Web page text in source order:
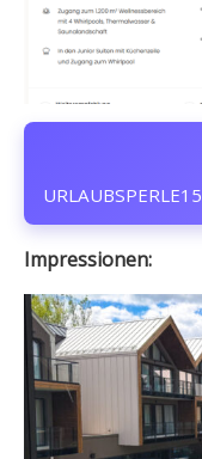
URLAUBSPERLE15
Impressionen: